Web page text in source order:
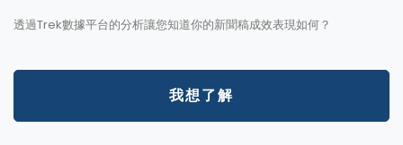
透過Trek數據平台的分析讓您知道你的新聞稿成效表現如何？
我想了解